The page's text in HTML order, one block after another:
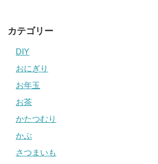
カテゴリー
DIY
おにぎり
お年玉
お茶
かたつむり
かぶ
さつまいも